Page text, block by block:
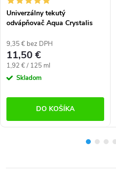
Univerzálny tekutý
odvápňovač Aqua Crystalis
9,35 € bez DPH
11,50 €
Jednotková
cena:
1,92 € / 125 ml
Skladom
DO KOŠÍKA